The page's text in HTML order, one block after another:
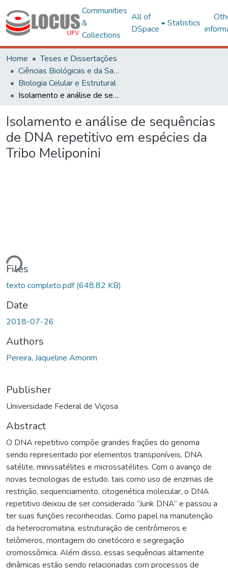
Communities
&
Collections
All of
DSpace
Statistics
Home
Teses e Dissertações
Ciências Biológicas e da Saúde
Biologia Celular e Estrutural
Isolamento e análise de sequências de DNA repetitivo em espécies da Tribo Meliponini
Isolamento e análise de sequências
de DNA repetitivo em espécies da
Tribo Meliponini
Loading...
Files
texto completo.pdf(648.82 KB)
Date
2018-07-26
Authors
Pereira, Jaqueline Amorim
Publisher
Universidade Federal de Viçosa
Abstract
O DNA repetitivo compõe grandes frações do genoma
sendo representado por elementos transponíveis, DNA
satélite, minissatélites e microssatélites. Com o avanço de
novas tecnologias de estudo, tais como uso de enzimas de
restrição, sequenciamento, citogenética molecular, o DNA
repetitivo deixou de ser considerado “Junk DNA” e passou a
ter suas funções reconhecidas. Como papel na manutenção
da heterocromatina, estruturação de centrômeros e
telômeros, montagem do cinetócoro e segregação
cromossômica. Além disso, essas sequências altamente
dinâmicas estão sendo relacionadas com processos de